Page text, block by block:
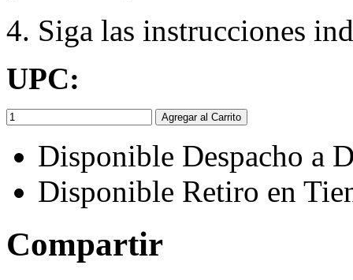
4. Siga las instrucciones
UPC:
Agregar al Carrito
Disponible Despacho a
Disponible Retiro en
Compartir